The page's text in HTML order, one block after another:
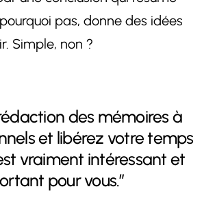
pas, donne des idées
Simple, non ?
des mémoires à
et libérez votre temps
vraiment intéressant et
pour vous.”